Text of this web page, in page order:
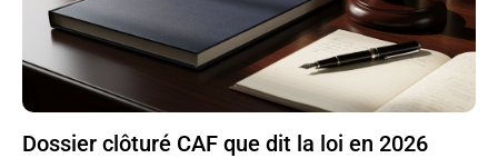
Dossier clôturé CAF que dit la loi en 2026